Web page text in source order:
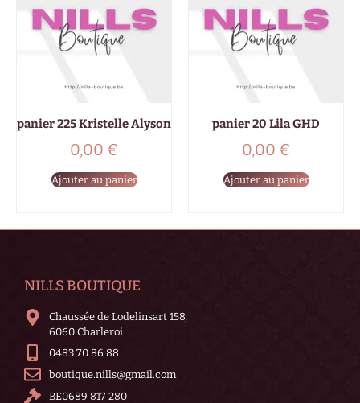
panier 225 Kristelle Alyson
0,00 €
Ajouter au panier
panier 20 Lila GHD
0,00 €
Ajouter au panier
NILLS BOUTIQUE
Chaussée de Lodelinsart 158,
6060 Charleroi
0483 70 86 88
boutique.nills@gmail.com
BE0689 817 280